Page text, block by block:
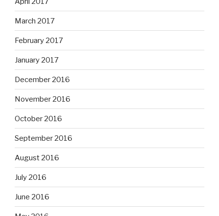
March 2017
February 2017
January 2017
December 2016
November 2016
October 2016
September 2016
August 2016
July 2016
June 2016